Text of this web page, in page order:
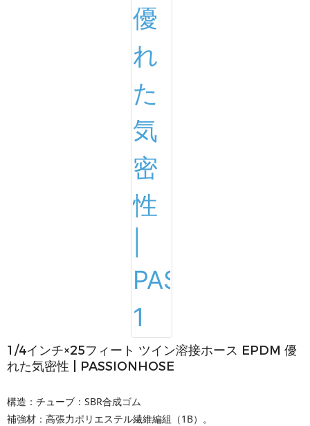
1/4インチ×25フィート ツイン溶接ホース EPDM 優
れた気密性 | PASSIONHOSE
構造：チューブ：SBR合成ゴム
補強材：高張力ポリエステル繊維編組（1B）。